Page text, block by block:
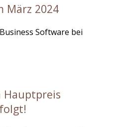
März 2024
Software bei
Hauptpreis